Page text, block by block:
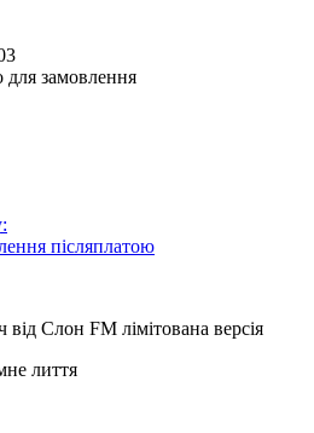
для замовлення
післяплатою
Слон FM лімітована версія
лиття